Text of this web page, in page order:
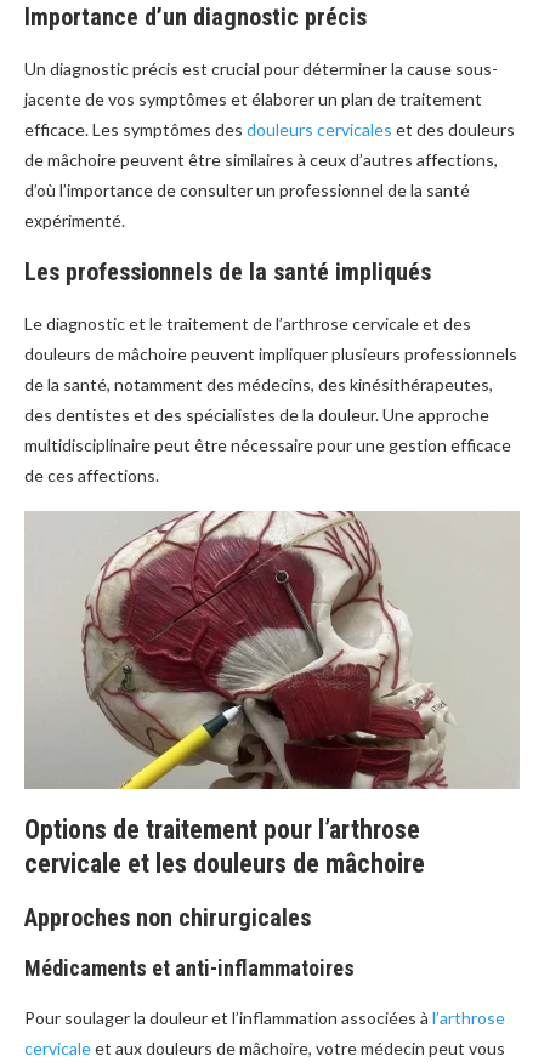
Importance d’un diagnostic précis
Un diagnostic précis est crucial pour déterminer la cause sous-
jacente de vos symptômes et élaborer un plan de traitement
efficace. Les symptômes des douleurs cervicales et des douleurs
de mâchoire peuvent être similaires à ceux d’autres affections,
d’où l’importance de consulter un professionnel de la santé
expérimenté.
Les professionnels de la santé impliqués
Le diagnostic et le traitement de l’arthrose cervicale et des
douleurs de mâchoire peuvent impliquer plusieurs professionnels
de la santé, notamment des médecins, des kinésithérapeutes,
des dentistes et des spécialistes de la douleur. Une approche
multidisciplinaire peut être nécessaire pour une gestion efficace
de ces affections.
Options de traitement pour l’arthrose
cervicale et les douleurs de mâchoire
Approches non chirurgicales
Médicaments et anti-inflammatoires
Pour soulager la douleur et l’inflammation associées à l’arthrose
cervicaleet aux douleurs de mâchoire, votre médecin peut vous